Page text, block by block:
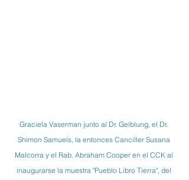
Graciela Vaserman junto al Dr. Gelblung, el Dr.
Shimon Samuels, la entonces Canciller Susana
Malcorra y el Rab. Abraham Cooper en el CCK al
inaugurarse la muestra "Pueblo Libro Tierra", del